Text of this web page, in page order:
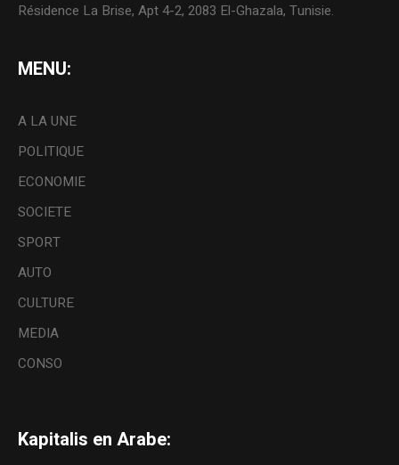
Résidence La Brise, Apt 4-2, 2083 El-Ghazala, Tunisie.
MENU:
A LA UNE
POLITIQUE
ECONOMIE
SOCIETE
SPORT
AUTO
CULTURE
MEDIA
CONSO
Kapitalis en Arabe: